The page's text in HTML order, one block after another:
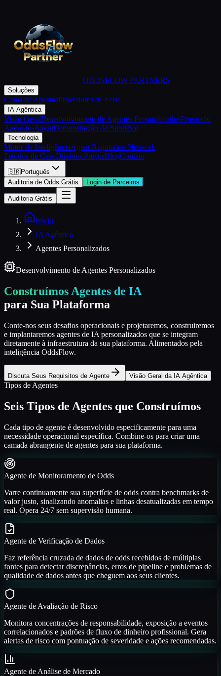
ODDSFLOW PARTNERS
Soluções
Casas de ApostasProvedores de Feed
IA Agêntica
Visão GeralDesenvolvimento de Agentes PersonalizadosProtocolo
Agent-to-AgentDemonstração do SportBot
Tecnologia
Motor de InteligênciaAgent Reputation Network
Estudos de CasoDiretórioPreçosBlogContato
🇧🇷Português
Auditoria de Odds Grátis
Login de Parceiros
Auditoria Grátis
Início
IA Agêntica
Agentes Personalizados
Desenvolvimento de Agentes Personalizados
Construímos Agentes de IA
para Sua Plataforma
Conte-nos seus desafios operacionais e projetaremos, construiremos
e implantaremos agentes de IA personalizados que se integram
diretamente à infraestrutura da sua plataforma. Alimentados pela
inteligência OddsFlow.
Discuta Seus Requisitos de Agente Visão Geral da IA Agêntica
Tipos de Agentes
Seis Tipos de Agentes que Construímos
Cada tipo de agente é desenvolvido especificamente para uma
necessidade operacional específica. Combine-os para criar uma
camada abrangente de agentes para sua plataforma.
Agente de Monitoramento de Odds
Varre continuamente sua superfície de odds contra benchmarks de
valor justo, sinalizando anomalias e linhas desatualizadas em tempo
real. Opera 24/7 sem supervisão humana.
Agente de Verificação de Dados
Faz referência cruzada de dados de odds recebidos de múltiplas
fontes para detectar discrepâncias, erros de pipeline e problemas de
qualidade de dados antes que cheguem aos seus clientes.
Agente de Avaliação de Risco
Monitora concentrações de responsabilidade, exposição a eventos
correlacionados e padrões de fluxo de dinheiro profissional. Gera
alertas de risco com pontuação de severidade e ações recomendadas.
Agente de Análise de Mercado